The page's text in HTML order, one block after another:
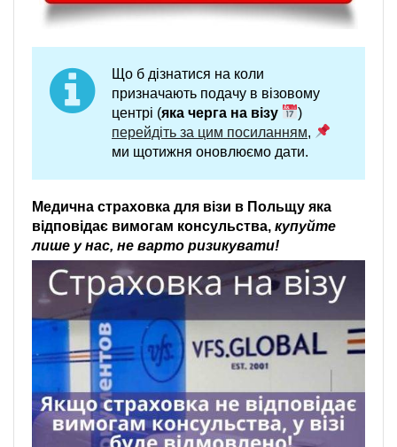
Що б дізнатися на коли
призначають подачу в візовому
центрі (яка черга на візу
)
перейдіть за цим посиланням,
ми щотижня оновлюємо дати.
Медична страховка для візи в Польщу яка
відповідає вимогам консульства, купуйте
лише у нас, не варто ризикувати!